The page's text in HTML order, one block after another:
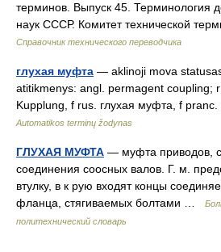
терминов. Выпуск 45. Терминология
наук СССР. Комитет технической
Справочник технического переводчика
глухая муфта — aklinoji mova
atitikmenys: angl. permagent coupling;
Kupplung, f rus. глухая муфта, f
Automatikos terminų žodynas
ГЛУХАЯ МУФТА — муфта приводов,
соединения соосных валов. Г. м.
втулку, в к рую входят концы
фланца, стягиваемых болтами …
политехнический словарь